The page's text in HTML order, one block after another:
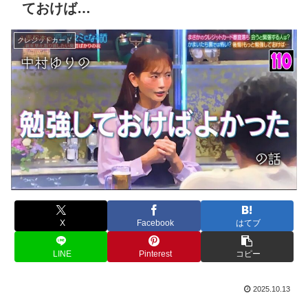
ておけば…
クレジットカード
X Facebook はてブ
LINE Pinterest コピー
2025.10.13